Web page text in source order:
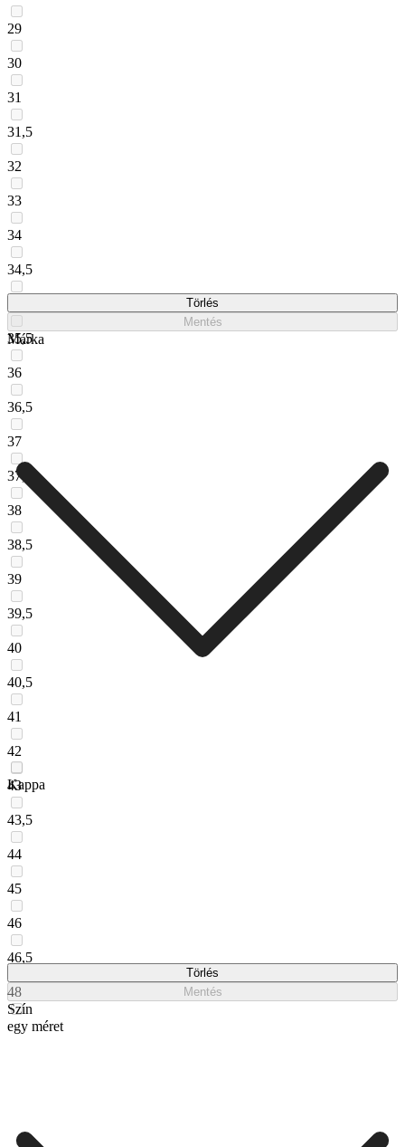
29
30
31
31,5
32
33
34
34,5
35,5
36
36,5
37
37,5
38
38,5
39
39,5
40
40,5
41
42
43
43,5
44
45
46
46,5
48
egy méret
Törlés
Mentés
Márka
Kappa
Törlés
Mentés
Szín